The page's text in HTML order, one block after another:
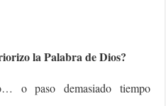
la Palabra de Dios?
o paso demasiado tiempo